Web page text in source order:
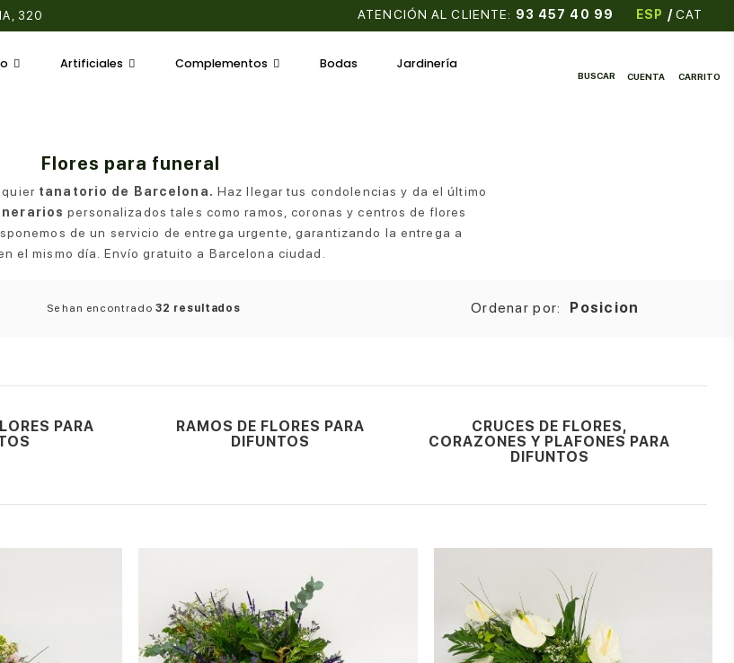
320 ATENCIÓN AL CLIENTE: 93 457 40 99 ESP / CAT
Artificiales Complementos Bodas Jardinería
CARRITO
CUENTA
BUSCAR
Flores para funeral
tanatorio de Barcelona. Haz llegar tus condolencias y da el último
personalizados tales como ramos, coronas y centros de flores
de un servicio de entrega urgente, garantizando la entrega a
el mismo día. Envío gratuito a Barcelona ciudad.
Se han encontrado 32 resultados Ordenar por: Posicion
PARA
RAMOS DE FLORES PARA
DIFUNTOS
CRUCES DE FLORES,
CORAZONES Y PLAFONES PARA
DIFUNTOS